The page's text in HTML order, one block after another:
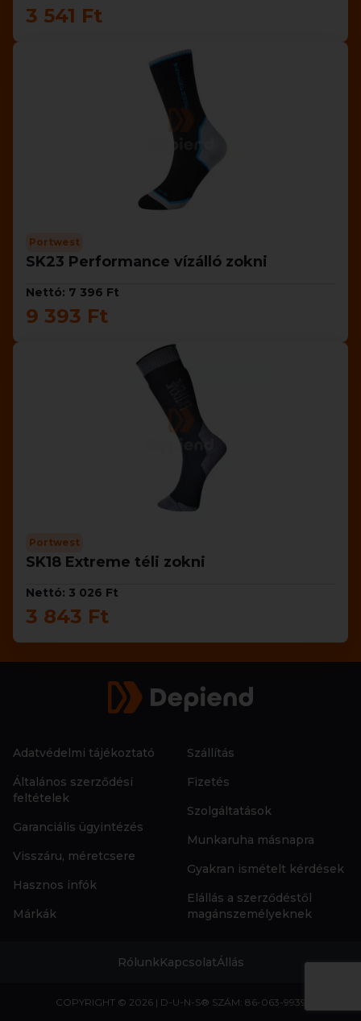
3 541 Ft
Portwest
SK23 Performance vízálló zokni
Nettó: 7 396 Ft
9 393 Ft
Portwest
SK18 Extreme téli zokni
Nettó: 3 026 Ft
3 843 Ft
Adatvédelmi tájékoztató
Általános szerződési
feltételek
Garanciális ügyintézés
Visszáru, méretcsere
Hasznos infók
Márkák
Szállítás
Fizetés
Szolgáltatások
Munkaruha másnapra
Gyakran ismételt kérdések
Elállás a szerződéstől
magánszemélyeknek
RólunkKapcsolatÁllás
COPYRIGHT © 2026 | D-U-N-S® SZÁM: 86-063-9939